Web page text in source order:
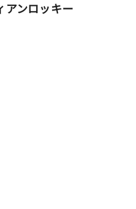
アンロッキー